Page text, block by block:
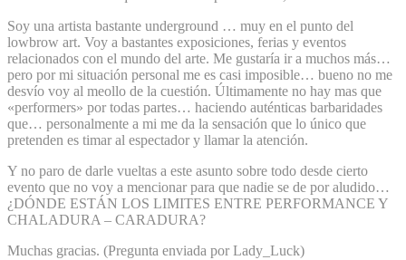
Soy una artista bastante underground … muy en el punto del
lowbrow art. Voy a bastantes exposiciones, ferias y eventos
relacionados con el mundo del arte. Me gustaría ir a muchos más…
pero por mi situación personal me es casi imposible… bueno no me
desvío voy al meollo de la cuestión. Últimamente no hay mas que
«performers» por todas partes… haciendo auténticas barbaridades
que… personalmente a mi me da la sensación que lo único que
pretenden es timar al espectador y llamar la atención.
Y no paro de darle vueltas a este asunto sobre todo desde cierto
evento que no voy a mencionar para que nadie se de por aludido…
¿DÓNDE ESTÁN LOS LIMITES ENTRE PERFORMANCE Y
CHALADURA – CARADURA?
Muchas gracias. (Pregunta enviada por Lady_Luck)